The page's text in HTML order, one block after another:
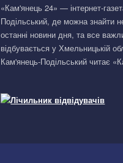
«Кам'янець 24» — інтернет-
Подільський, де можна знайти
останні новини дня, та все
відбувається у Хмельницькій
Кам'янець-Подільський читає